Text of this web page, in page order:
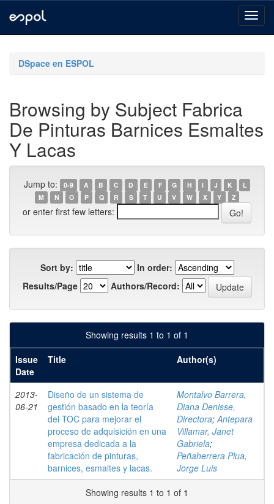
navigationDSpace en ESPOL
Browsing by Subject Fabrica
De Pinturas Barnices Esmaltes
Y Lacas
Jump to: 0-9 A B C D E F G H I J K
L
M
N O P Q R S T U V W X Y Z
or enter first few letters:
Sort by:
In order:
Results/Page
Authors/Record:
Showing results 1 to 1 of 1
Issue
Date
Title Author(s)
2013-
06-21
Diseño de un sistema de
gestión basado en la teoría
del TOC para mejorar el
proceso de adquisición en una
empresa dedicada a la
fabricación de pinturas,
barnices, esmaltes y lacas.
Montalvo Barrera,
Diana Denisse,
Directora;Antepara
Villamar, Janet
Gabriela;
Peñaherrera Plua,
Jorge Luis
Showing results 1 to 1 of 1